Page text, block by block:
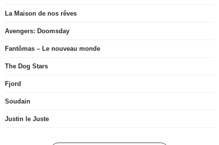
La Maison de nos rêves
Avengers: Doomsday
Fantômas – Le nouveau monde
The Dog Stars
Fjord
Soudain
Justin le Juste